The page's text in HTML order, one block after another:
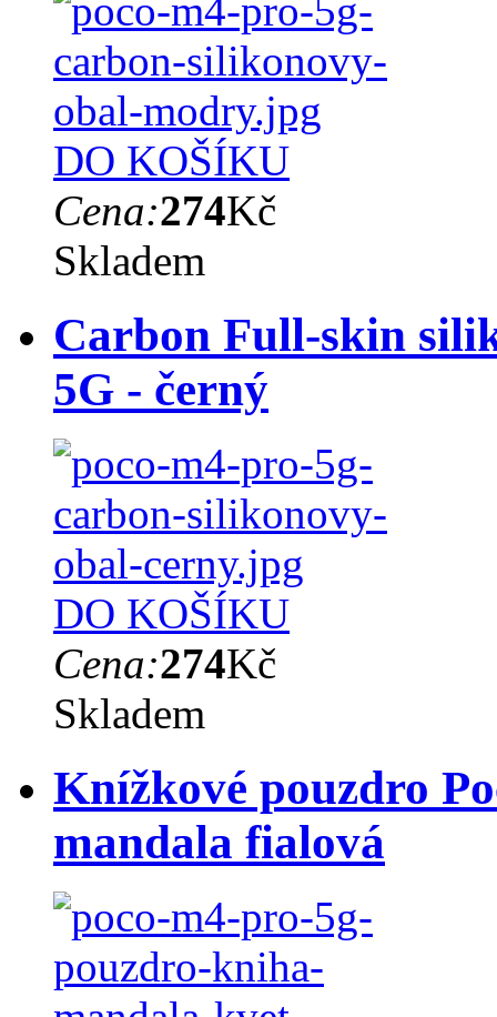
DO KOŠÍKU
Cena:274Kč
Skladem
Carbon Full-skin
5G - černý
DO KOŠÍKU
Cena:274Kč
Skladem
Knížkové pouzdro
mandala fialová